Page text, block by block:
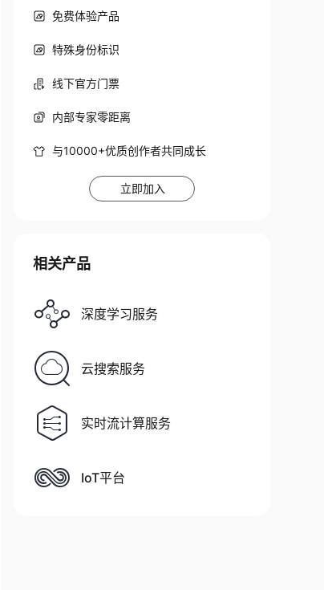
0.2, random_state
免费体验产品
特殊身份标识
线下官方门票
内部专家零距离
与10000+优质创作者共同成长
立即加入
相关产品
深度学习服务
云搜索服务
实时流计算服务
IoT平台